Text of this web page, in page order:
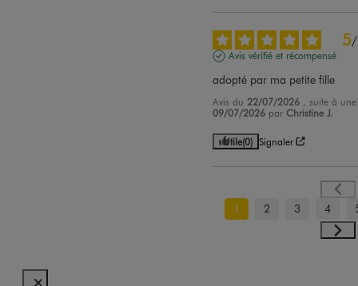
5/
Avis vérifié et récompensé
adopté par ma petite fille
Avis du 22/07/2026
, suite à
09/07/2026 parChristine J.
Utile(0) Signaler
1 2 3 4